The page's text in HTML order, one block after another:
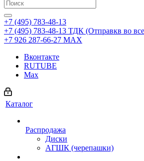
+7 (495) 783-48-13
+7 (495) 783-48-13 ТДК (Отправкв во
+7 926 287-66-27 МАХ
Вконтакте
RUTUBE
Max
Каталог
Распродажа
Диски
АГШК (черепашки)